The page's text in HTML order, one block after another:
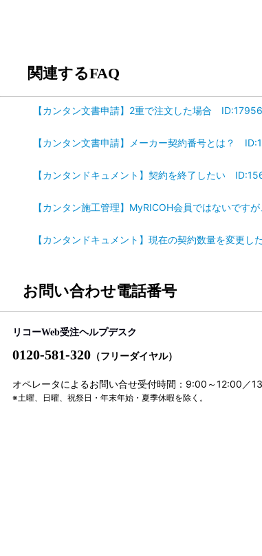
関連するFAQ
【カンタン文書申請】2重で注文した場合 ID:17956
【カンタン文書申請】メーカー契約番号とは？
【カンタンドキュメント】契約を終了したい
【カンタン施工管理】MyRICOH会員ではないで
【カンタンドキュメント】現在の契約数量を変更
お問い合わせ電話番号
リコーWeb受注ヘルプデスク
0120-581-320 （フリーダイヤル）
オペレータによるお問い合せ受付時間：9:00～12:00／
※土曜、日曜、祝祭日・年末年始・夏季休暇を除く。